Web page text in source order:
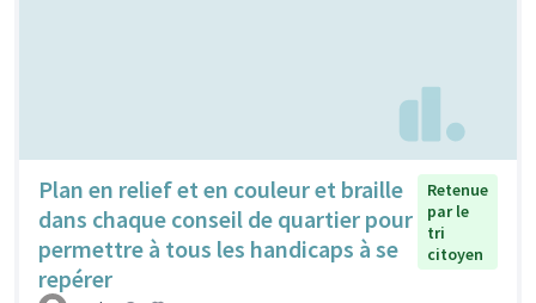
Plan en relief et en couleur et braille
dans chaque conseil de quartier pour
permettre à tous les handicaps à se
repérer
Retenue
par le
tri
citoyen